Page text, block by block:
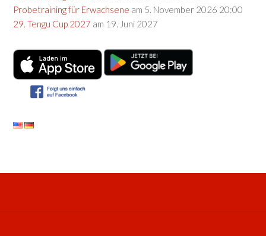
Probetraining für Erwachsene am 5. November 2026 20:00
29. Tengu Cup 2027 am 19. Juni 2027